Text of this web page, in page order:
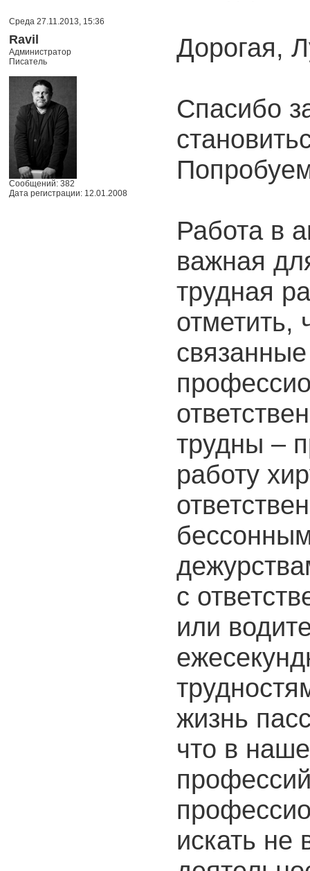
Среда 27.11.2013, 15:36
Ravil
Администратор
Писатель
Сообщений: 382
Дата регистрации: 12.01.2008
Дорогая,
Спасибо
Работа в
важная
трудная
отметить,
трудны –
работу
с
или
жизнь
что в
искать не